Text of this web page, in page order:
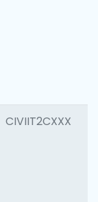
CIVIIT2CXXX